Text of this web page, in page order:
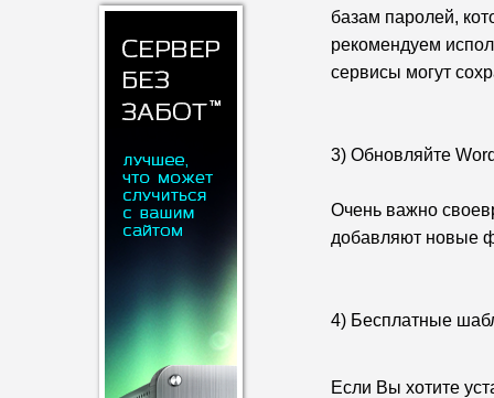
базам паролей,
рекомендуем
сервисы могут
3) Обновляйте
Очень важно
добавляют новые
4) Бесплатные
Если Вы хотите